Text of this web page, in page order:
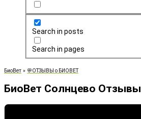
Search in posts
Search in pages
БиоВет » 💬ОТЗЫВЫ о БИОВЕТ
БиоВет Солнцево Отзывы